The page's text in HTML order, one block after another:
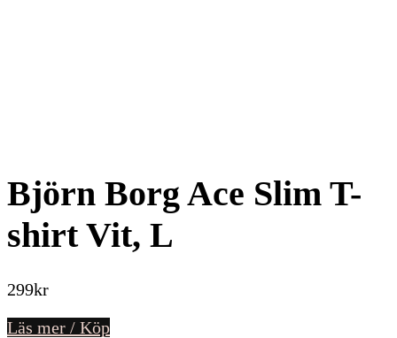
Björn Borg Ace Slim T-
shirt Vit, L
299kr
Läs mer / Köp